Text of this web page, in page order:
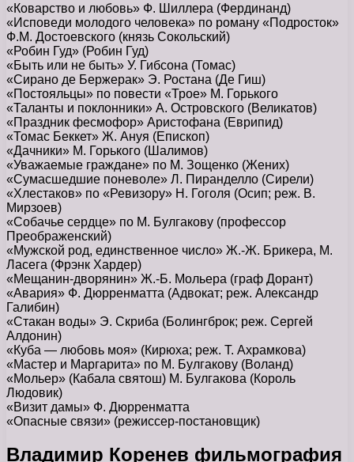
«Коварство и любовь» Ф. Шиллера (Фердинанд)
«Исповеди молодого человека» по роману «Подросток»
Ф.М. Достоевского (князь Сокольский)
«Робин Гуд» (Робин Гуд)
«Быть или не быть» У. Гибсона (Томас)
«Сирано де Бержерак» Э. Ростана (Де Гиш)
«Постояльцы» по повести «Трое» М. Горького
«Таланты и поклонники» А. Островского (Великатов)
«Праздник фесмофор» Аристофана (Еврипид)
«Томас Беккет» Ж. Ануя (Епископ)
«Дачники» М. Горького (Шалимов)
«Уважаемые граждане» по М. Зощенко (Жених)
«Сумасшедшие поневоле» Л. Пиранделло (Сирели)
«Хлестаков» по «Ревизору» Н. Гоголя (Осип; реж. В.
Мирзоев)
«Собачье сердце» по М. Булгакову (профессор
Преображенский)
«Мужской род, единственное число» Ж.-Ж. Брикера, М.
Ласега (Фрэнк Хардер)
«Мещанин-дворянин» Ж.-Б. Мольера (граф Дорант)
«Авария» Ф. Дюрренматта (Адвокат; реж. Александр
Галибин)
«Стакан воды» Э. Скриба (Болингброк; реж. Сергей
Алдонин)
«Куба — любовь моя» (Кирюха; реж. Т. Ахрамкова)
«Мастер и Маргарита» по М. Булгакову (Воланд)
«Мольер» (Кабала святош) М. Булгакова (Король
Людовик)
«Визит дамы» Ф. Дюрренматта
«Опасные связи» (режиссер-постановщик)
Владимир Коренев фильмография